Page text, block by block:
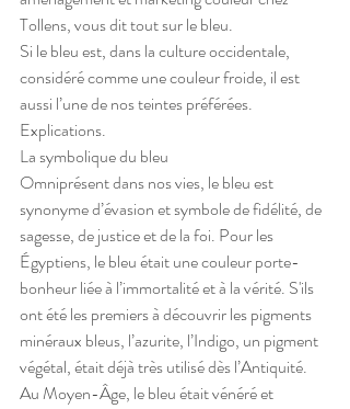
Tollens, vous dit tout sur le bleu.
Si le bleu est, dans la culture occidentale,
considéré comme une couleur froide, il est
aussi l’une de nos teintes préférées.
Explications.
La symbolique du bleu
Omniprésent dans nos vies, le bleu est
synonyme d’évasion et symbole de fidélité, de
sagesse, de justice et de la foi. Pour les
Égyptiens, le bleu était une couleur porte-
bonheur liée à l’immortalité et à la vérité. S'ils
ont été les premiers à découvrir les pigments
minéraux bleus, l’azurite, l’Indigo, un pigment
végétal, était déjà très utilisé dès l’Antiquité.
Au Moyen-Âge, le bleu était vénéré et